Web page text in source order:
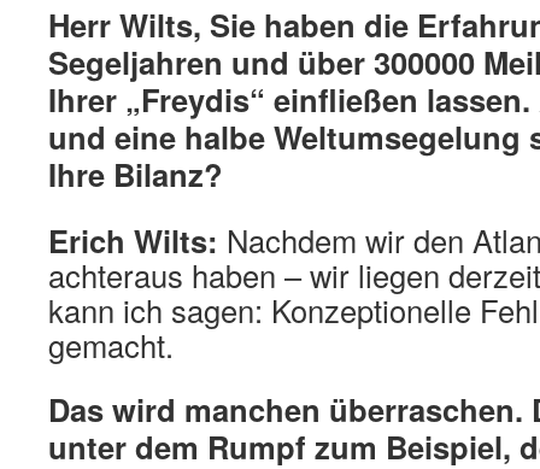
Herr Wilts, Sie haben die
Segeljahren und über 300000
Ihrer „Freydis“ einfließen
und eine halbe Weltumsegelung
Ihre Bilanz?
Erich Wilts: Nachdem wir den
achteraus haben – wir liegen
kann ich sagen: Konzeptionelle
gemacht.
Das wird manchen überraschen.
unter dem Rumpf zum Beispiel,